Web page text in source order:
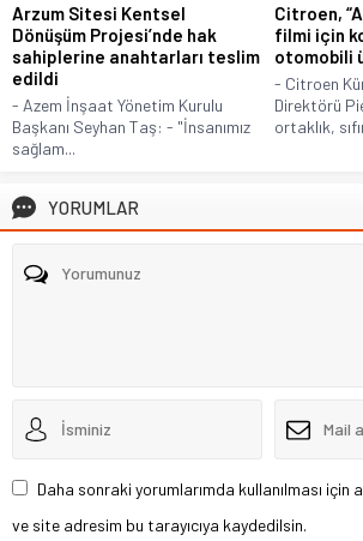
Arzum Sitesi Kentsel
Dönüşüm Projesi’nde hak
sahiplerine anahtarları teslim
edildi
- Azem İnşaat Yönetim Kurulu
Başkanı Seyhan Taş: - "İnsanımız
sağlam...
Citroen,
filmi için
otomobili
- Citroen
Direktörü
ortaklık,
YORUMLAR
Daha sonraki yorumlarımda kullanılması için
ve site adresim bu tarayıcıya kaydedilsin.